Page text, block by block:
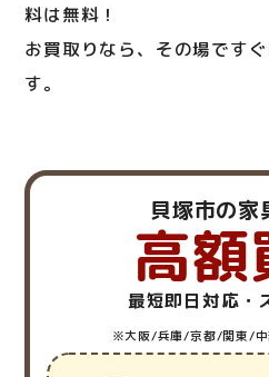
料は無料！
お買取りなら、その場です
す。
貝塚市の家
高額
最短即日対応・
※大阪/兵庫/京都/関東/中